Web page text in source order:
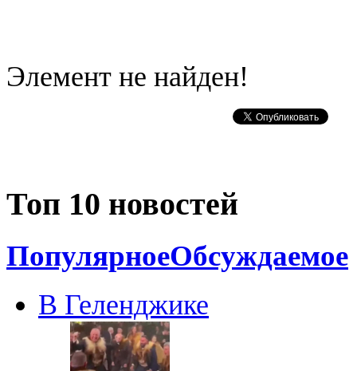
Элемент не найден!
Топ 10 новостей
ПопулярноеОбсуждаемое
В Геленджике